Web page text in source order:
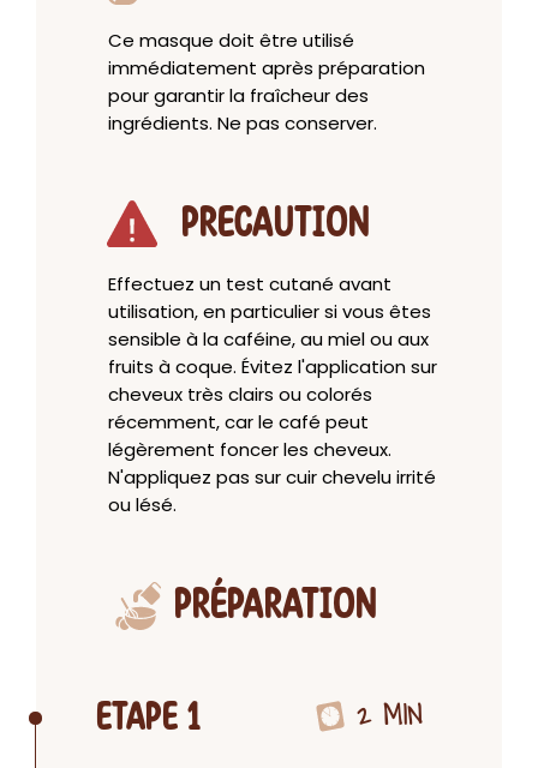
Ce masque doit être utilisé
immédiatement après préparation
pour garantir la fraîcheur des
ingrédients. Ne pas conserver.
PRECAUTION
Effectuez un test cutané avant
utilisation, en particulier si vous êtes
sensible à la caféine, au miel ou aux
fruits à coque. Évitez l'application sur
cheveux très clairs ou colorés
récemment, car le café peut
légèrement foncer les cheveux.
N'appliquez pas sur cuir chevelu irrité
ou lésé.
PRÉPARATION
ETAPE 1 2 MIN